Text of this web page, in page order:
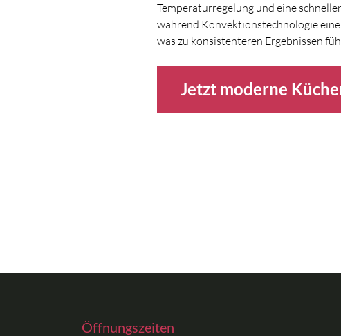
Temperaturregelung und eine
während Konvektionstechnologie
was zu konsistenteren Ergebnissen
Jetzt moderne
Öffnungszeiten